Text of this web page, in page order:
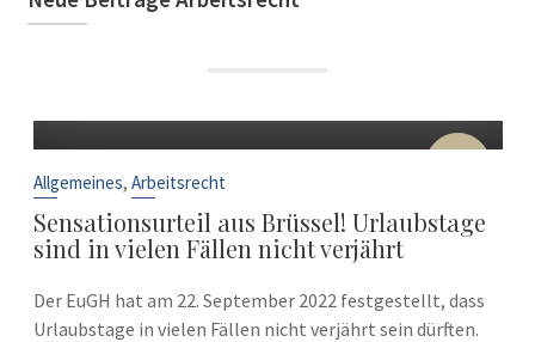
22
Allgemeines, Arbeitsrecht
Sensationsurteil aus Brüssel! Urlaubstage
sind in vielen Fällen nicht verjährt
Der EuGH hat am 22. September 2022 festgestellt, dass
Urlaubstage in vielen Fällen nicht verjährt sein dürften.